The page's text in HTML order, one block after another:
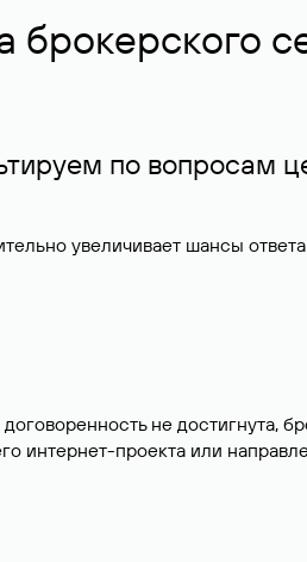
по вопросам
увеличивает шансы
не
интернет-проекта или